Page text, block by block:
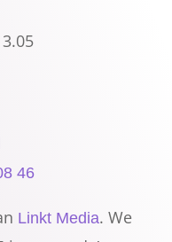
46
Linkt Media. We